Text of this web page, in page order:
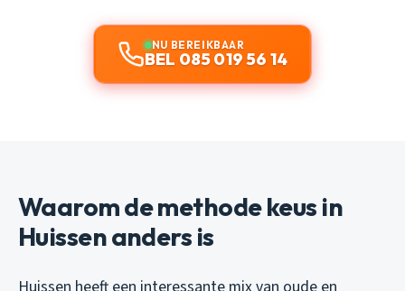
NU BEREIKBAAR
BEL 085 019 56 14
Waarom de methode keus in
Huissen anders is